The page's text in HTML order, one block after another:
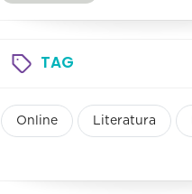
TAG
Online Literatura